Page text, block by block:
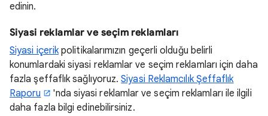
edinin.
Siyasi reklamlar ve seçim reklamları
Siyasi içerikpolitikalarımızın geçerli olduğu belirli
konumlardaki siyasi reklamlar ve seçim reklamları için daha
fazla şeffaflık sağlıyoruz.Siyasi Reklamcılık Şeffaflık
Raporu
'nda siyasi reklamlar ve seçim reklamları ile ilgili
daha fazla bilgi edinebilirsiniz.